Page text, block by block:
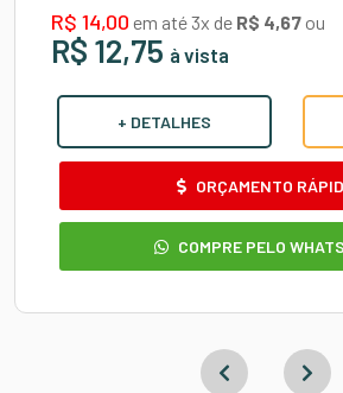
R$ 14,00 em até 3x de R$ 4,67 ou
R$ 12,75 à vista
+ DETALHES
ORÇAMENTO
COMPRE PELO